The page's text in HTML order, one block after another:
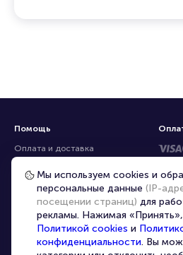
Помощь
Оплата и доставка
Частые вопросы
Перепродажа билетов
Организаторам
Корпоративным клиентам
VIP-билеты
Мы используем cookies и
персональные данные (IP-
посещении страниц) для
рекламы. Нажимая
Политикой cookies и
конфиденциальности. Вы